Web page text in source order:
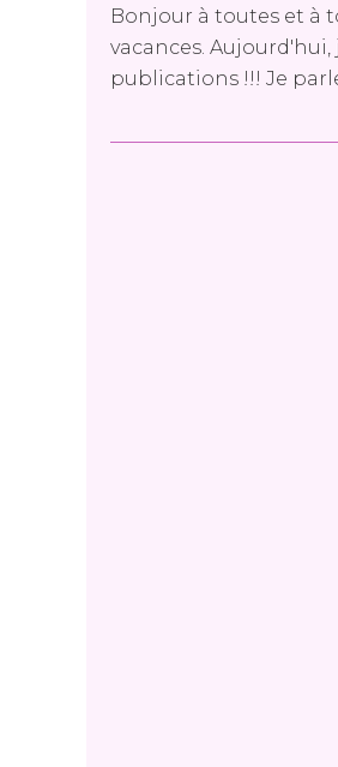
Bonjour à toutes et à
vacances.
publications !!! Je